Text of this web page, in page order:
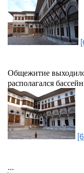
Общежитие
располагался
...